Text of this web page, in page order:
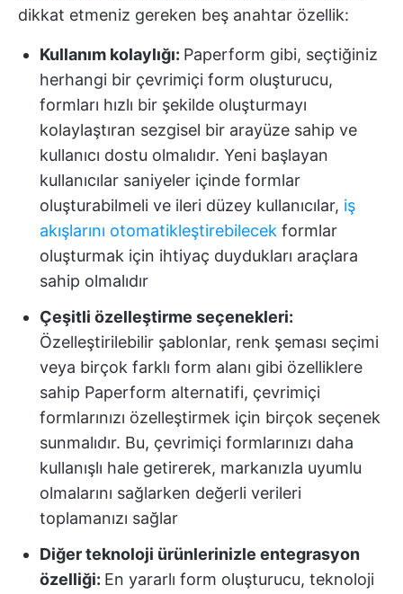
dikkat etmeniz gereken beş anahtar özellik:
Kullanım kolaylığı: Paperform gibi, seçtiğiniz
herhangi bir çevrimiçi form oluşturucu,
formları hızlı bir şekilde oluşturmayı
kolaylaştıran sezgisel bir arayüze sahip ve
kullanıcı dostu olmalıdır. Yeni başlayan
kullanıcılar saniyeler içinde formlar
oluşturabilmeli ve ileri düzey kullanıcılar, iş
akışlarını otomatikleştirebilecek formlar
oluşturmak için ihtiyaç duydukları araçlara
sahip olmalıdır
Çeşitli özelleştirme seçenekleri:
Özelleştirilebilir şablonlar, renk şeması seçimi
veya birçok farklı form alanı gibi özelliklere
sahip Paperform alternatifi, çevrimiçi
formlarınızı özelleştirmek için birçok seçenek
sunmalıdır. Bu, çevrimiçi formlarınızı daha
kullanışlı hale getirerek, markanızla uyumlu
olmalarını sağlarken değerli verileri
toplamanızı sağlar
Diğer teknoloji ürünlerinizle entegrasyon
özelliği: En yararlı form oluşturucu, teknoloji